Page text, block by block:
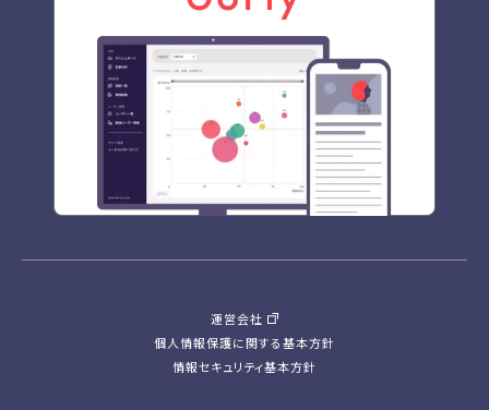
運営会社
個人情報保護に関する基本方針
情報セキュリティ基本方針